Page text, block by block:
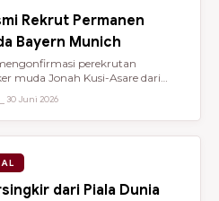
Rekrut Permanen
Bayern Munich
perekrutan
muda Jonah Kusi-Asare dari
30 Juni 2026
dari Piala Dunia